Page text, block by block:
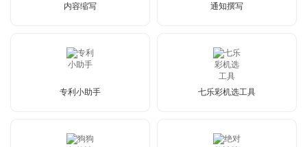
内容缩写 通知撰写
专利小助手 七乐彩机选工具